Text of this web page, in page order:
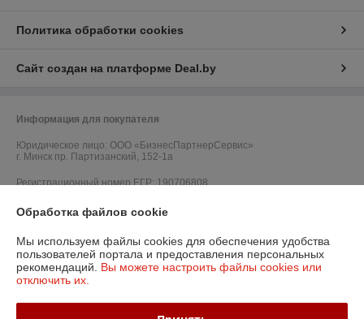
Политика обработки cookies
Сайт создан на платформе Deal.by
Информация для покупателя
Юридическое лицо: ООО «БизнесПартнерСервис»
г. Минск пр. Партизанский, 152-1а
Регистрационный номер ЕГР: 190706808
УНП: 190706808
Регистрационный орган: Администрация Заводского района
Дата регистрации компании: 06.04.2006
Местонахождение книги жалоб и предложений: Партизанский пр-т, д.
Обработка файлов cookie
Мы используем файлы cookies для обеспечения удобства
пользователей портала и предоставления персональных
рекомендаций. Вы можете настроить файлы cookies или
отключить их.